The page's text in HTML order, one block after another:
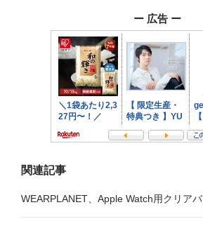
ー 広告 ー
関連記事
WEARPLANET、Apple Watch用クリア